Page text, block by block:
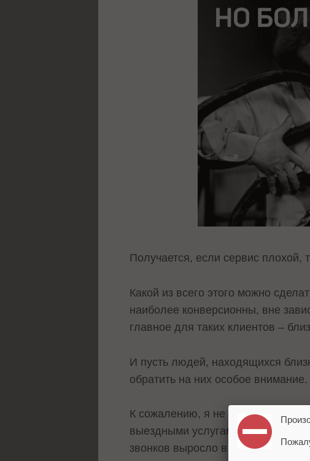
Получается, если сервис плохой,
Какой из всего этого можно
наиболее конверсионны, вне
главное для таких клиентов –
И пусть людей, находящихся
обратить на них особое внимание.
К сожалению, я не рейтинговое
выездными услугами. После того
звонков выросло в 2 раза.